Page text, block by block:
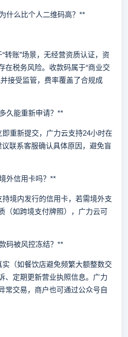
么比个人二维码高？**
账”场景，无经营资质认证，资
在税务风险。收款码属于“商业交
接受监管，费率覆盖了合规成
能重新申请？**
重新提交，广力云支持24小时在
联系客服确认具体原因，避免盲
信用卡吗？**
境内发行的信用卡，若需境外支
（如跨境支付牌照），广力云可
被风控冻结？**
（如餐饮店避免频繁大额整数交
、定期更新营业执照信息。广力
常交易，商户也可通过公众号自